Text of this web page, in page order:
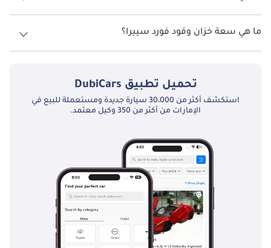
السرعة القصوى فورد سييرا هي TBD.
ما هي سعة خزان وقود فورد سييرا؟
تبلغ سعة خزان الوقود في فورد سييرا TBD.
تحميل تطبيق DubiCars
استكشف أكثر من 30،000 سيارة جديدة ومستعملة للبيع في
الإمارات من أكثر من 350 وكيل معتمد.